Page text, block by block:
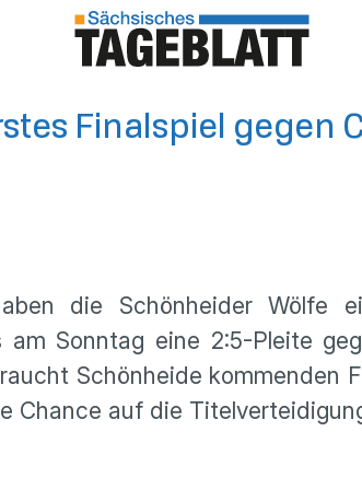
Finalspiel gegen
die Schönheider Wölfe
Sonntag eine 2:5-Pleite
Schönheide kommenden
Chance auf die